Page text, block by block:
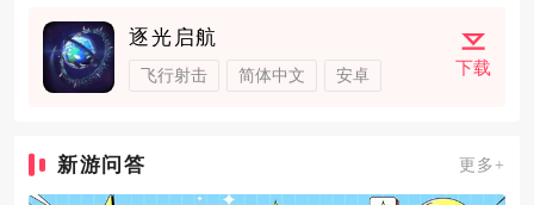
逐光启航
飞行射击 简体中文 安卓 下载
新游问答 更多+